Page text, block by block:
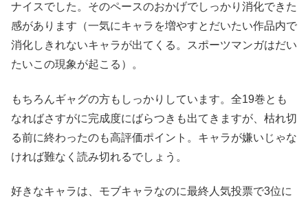
ナイスでした。そのペースのおかげでしっかり消化できた
感があります（一気にキャラを増やすとだいたい作品内で
消化しきれないキャラが出てくる。スポーツマンガはだい
たいこの現象が起こる）。
もちろんギャグの方もしっかりしています。全19巻とも
なればさすがに完成度にばらつきも出てきますが、枯れ切
る前に終わったのも高評価ポイント。キャラが嫌いじゃな
ければ難なく読み切れるでしょう。
好きなキャラは、モブキャラなのに最終人気投票で3位に